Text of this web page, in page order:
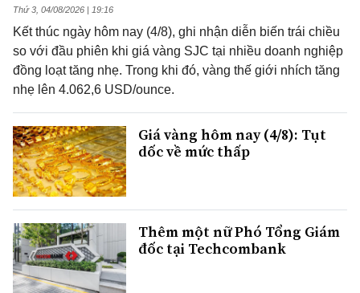
Thứ 3, 04/08/2026 | 19:16
Kết thúc ngày hôm nay (4/8), ghi nhận diễn biến trái chiều
so với đầu phiên khi giá vàng SJC tại nhiều doanh nghiệp
đồng loạt tăng nhẹ. Trong khi đó, vàng thế giới nhích tăng
nhẹ lên 4.062,6 USD/ounce.
Giá vàng hôm nay (4/8): Tụt
dốc về mức thấp
Thêm một nữ Phó Tổng Giám
đốc tại Techcombank